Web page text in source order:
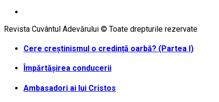
Revista Cuvântul Adevărului © Toate drepturile rezervate
Cere creștinismul o credință oarbă? (Partea I)
Împărtășirea conducerii
Ambasadori ai lui Cristos